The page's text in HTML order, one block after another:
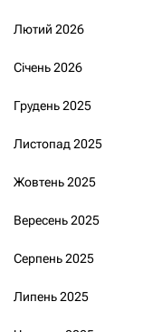
Лютий 2026
Січень 2026
Грудень 2025
Листопад 2025
Жовтень 2025
Вересень 2025
Серпень 2025
Липень 2025